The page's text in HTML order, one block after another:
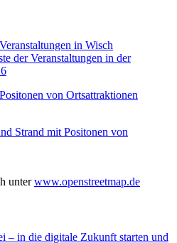
der Veranstaltungen in der
unterwww.openstreetmap.de
– in die digitale Zukunft starten und